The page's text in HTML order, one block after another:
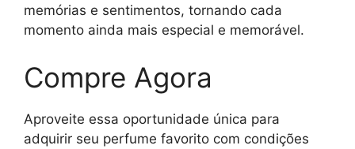
memórias e sentimentos, tornando cada
momento ainda mais especial e memorável.
Compre Agora
Aproveite essa oportunidade única para
adquirir seu perfume favorito com condições